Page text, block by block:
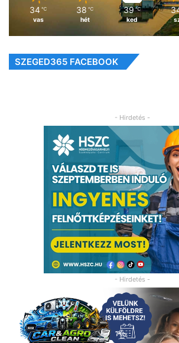
34 ℃
vas
38 ℃
hét
39 ℃
ked
SZEGED365 FACEBOOK
- Hirdetés -
- Hirdetés -